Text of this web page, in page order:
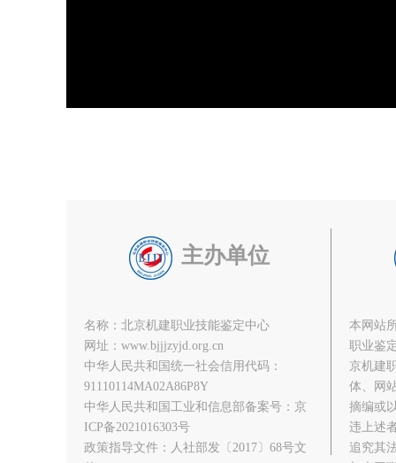
主办单位
名称：北京机建职业技能鉴定中心
网址：www.bjjjzyjd.org.cn
中华人民共和国统一社会信用代码：
91110114MA02A86P8Y
中华人民共和国工业和信息部备案号：京
ICP备2021016303号
政策指导文件：人社部发〔2017〕68号文
本网站
职业鉴
京机建
体、网
摘编或
违上述
追究其